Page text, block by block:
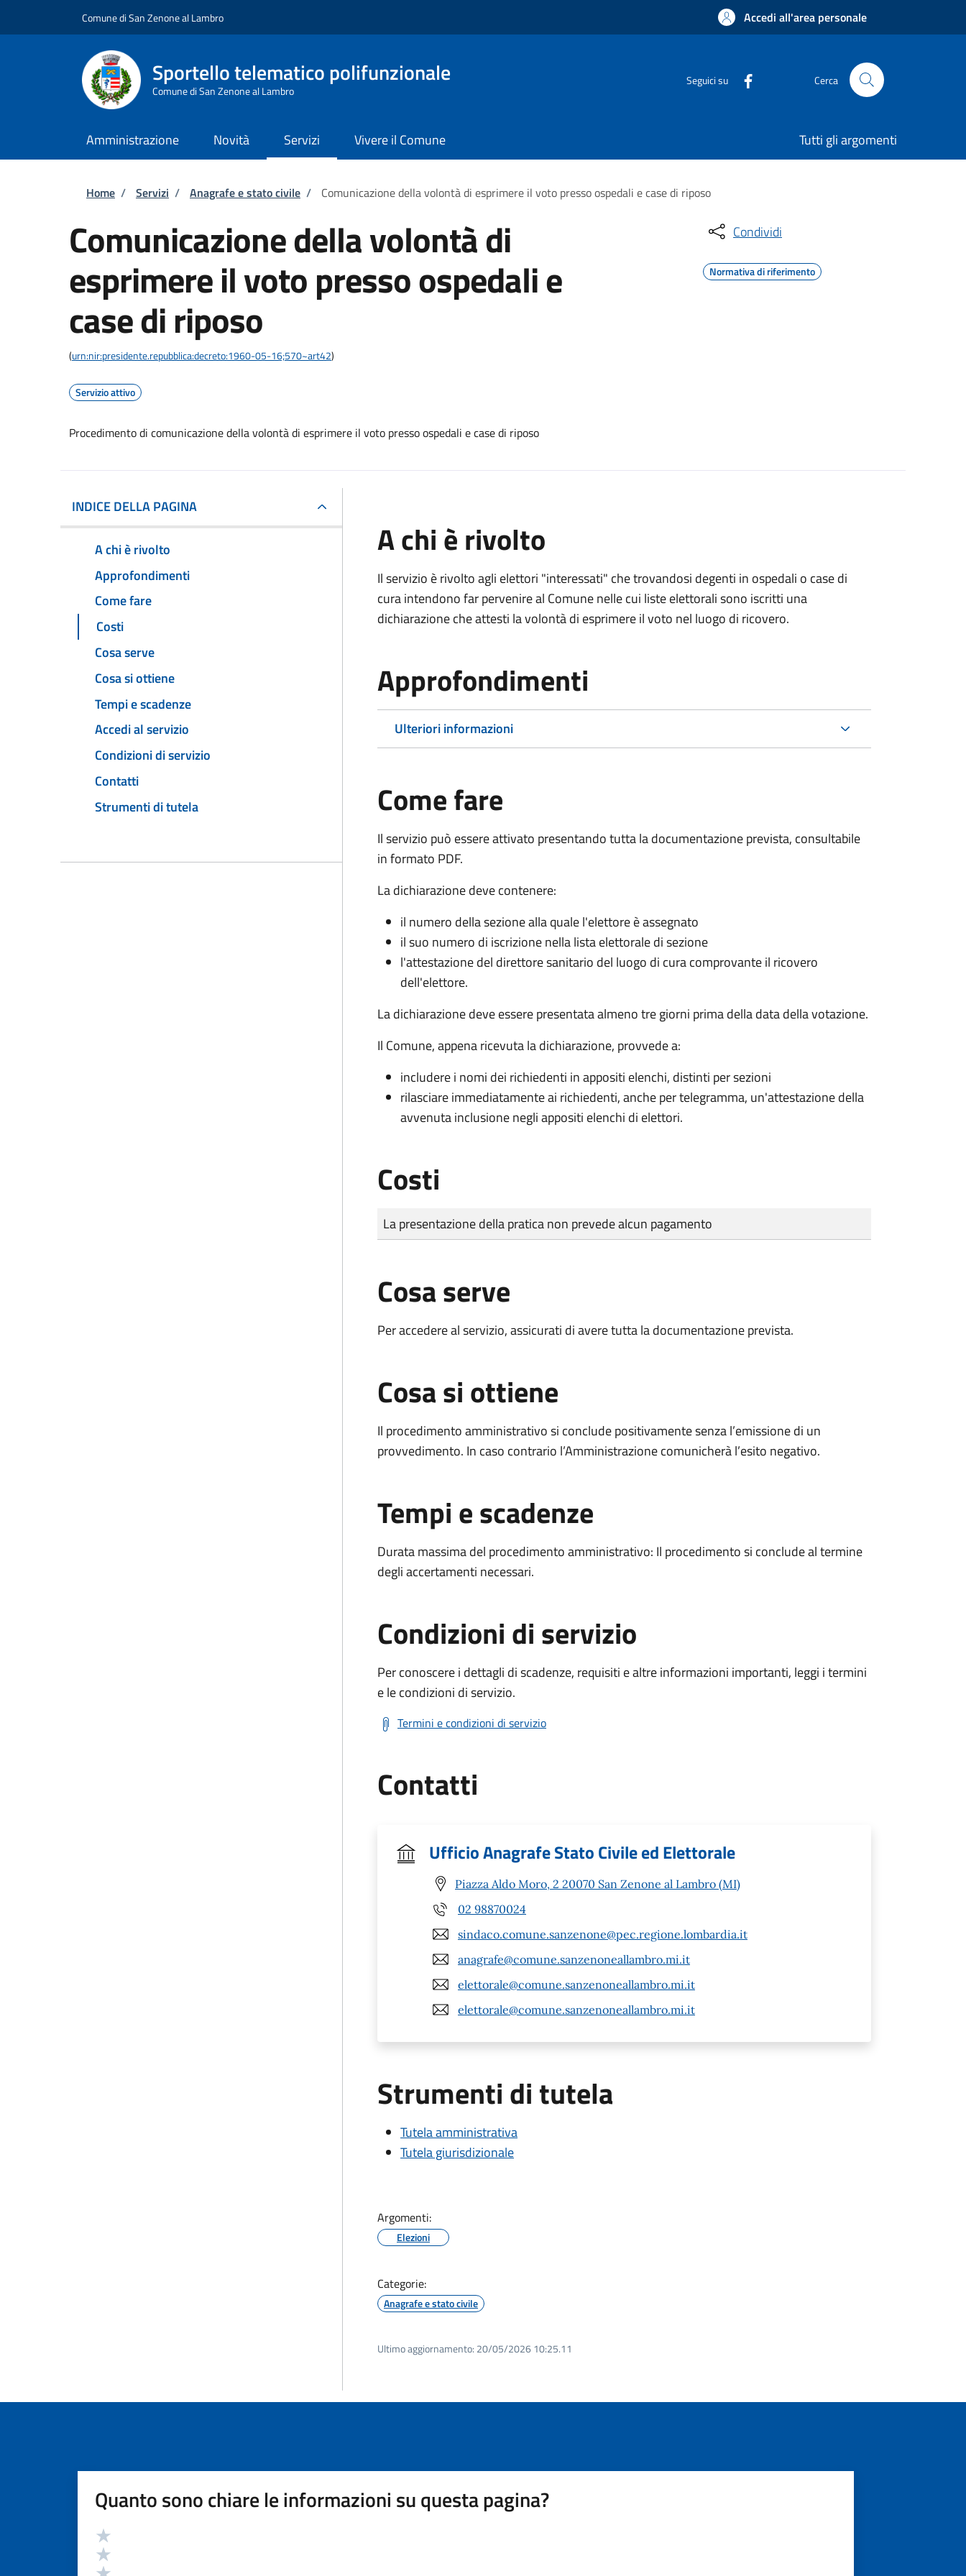
Comune di San Zenone al Lambro Accedi all'area personale
Sportello telematico polifunzionale
Comune di San Zenone al Lambro
Seguici su Cerca
Amministrazione Novità Servizi Vivere il Comune Tutti gli argomenti
Briciole di pane
Home / Servizi / Anagrafe e stato civile / Comunicazione della volontà di esprimere il voto presso ospedali e case di riposo
Comunicazione della volontà di
esprimere il voto presso ospedali e
case di riposo
(urn:nir:presidente.repubblica:decreto:1960-05-16;570~art42)
Servizio attivo
Procedimento di comunicazione della volontà di esprimere il voto presso ospedali e case di riposo
Condividi
Normativa di riferimento
INDICE DELLA PAGINA
A chi è rivolto
Approfondimenti
Come fare
Costi
Cosa serve
Cosa si ottiene
Tempi e scadenze
Accedi al servizio
Condizioni di servizio
Contatti
Strumenti di tutela
A chi è rivolto
Il servizio è rivolto agli elettori "interessati" che trovandosi degenti in ospedali o case di
cura intendono far pervenire al Comune nelle cui liste elettorali sono iscritti una
dichiarazione che attesti la volontà di esprimere il voto nel luogo di ricovero.
Approfondimenti
Ulteriori informazioni
Come fare
Il servizio può essere attivato presentando tutta la documentazione prevista, consultabile
in formato PDF.
La dichiarazione deve contenere:
il numero della sezione alla quale l'elettore è assegnato
il suo numero di iscrizione nella lista elettorale di sezione
l'attestazione del direttore sanitario del luogo di cura comprovante il ricovero
dell'elettore.
La dichiarazione deve essere presentata almeno tre giorni prima della data della votazione.
Il Comune, appena ricevuta la dichiarazione, provvede a:
includere i nomi dei richiedenti in appositi elenchi, distinti per sezioni
rilasciare immediatamente ai richiedenti, anche per telegramma, un'attestazione della
avvenuta inclusione negli appositi elenchi di elettori.
Costi
Tipo di pagamento
Importo
La presentazione della pratica non prevede alcun pagamento
Cosa serve
Per accedere al servizio, assicurati di avere tutta la documentazione prevista.
Cosa si ottiene
Il procedimento amministrativo si conclude positivamente senza l’emissione di un
provvedimento. In caso contrario l’Amministrazione comunicherà l’esito negativo.
Tempi e scadenze
Durata massima del procedimento amministrativo: Il procedimento si conclude al termine
degli accertamenti necessari.
Condizioni di servizio
Per conoscere i dettagli di scadenze, requisiti e altre informazioni importanti, leggi i termini
e le condizioni di servizio.
Termini e condizioni di servizio
Contatti
Ufficio Anagrafe Stato Civile ed Elettorale
Piazza Aldo Moro, 2 20070 San Zenone al Lambro (MI)
02 98870024
sindaco.comune.sanzenone@pec.regione.lombardia.it
anagrafe@comune.sanzenoneallambro.mi.it
elettorale@comune.sanzenoneallambro.mi.it
elettorale@comune.sanzenoneallambro.mi.it
Strumenti di tutela
Tutela amministrativa
Tutela giurisdizionale
Argomenti:
Elezioni
Categorie:
Anagrafe e stato civile
Ultimo aggiornamento: 20/05/2026 10:25.11
Quanto sono chiare le informazioni su questa pagina?
Valutazione